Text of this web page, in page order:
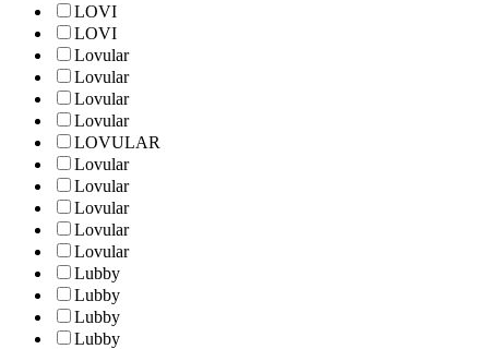
LOVI
LOVI
Lovular
Lovular
Lovular
Lovular
LOVULAR
Lovular
Lovular
Lovular
Lovular
Lovular
Lubby
Lubby
Lubby
Lubby